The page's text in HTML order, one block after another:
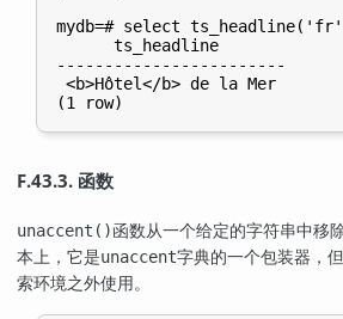
mydb=# select
      ts_headline
------------------------
<b>Hôtel</b> de la Mer
F.43.3. 函数
unaccent()函数从一个给定的字符串中移
本上，它是unaccent字典的一个包装器，
索环境之外使用。